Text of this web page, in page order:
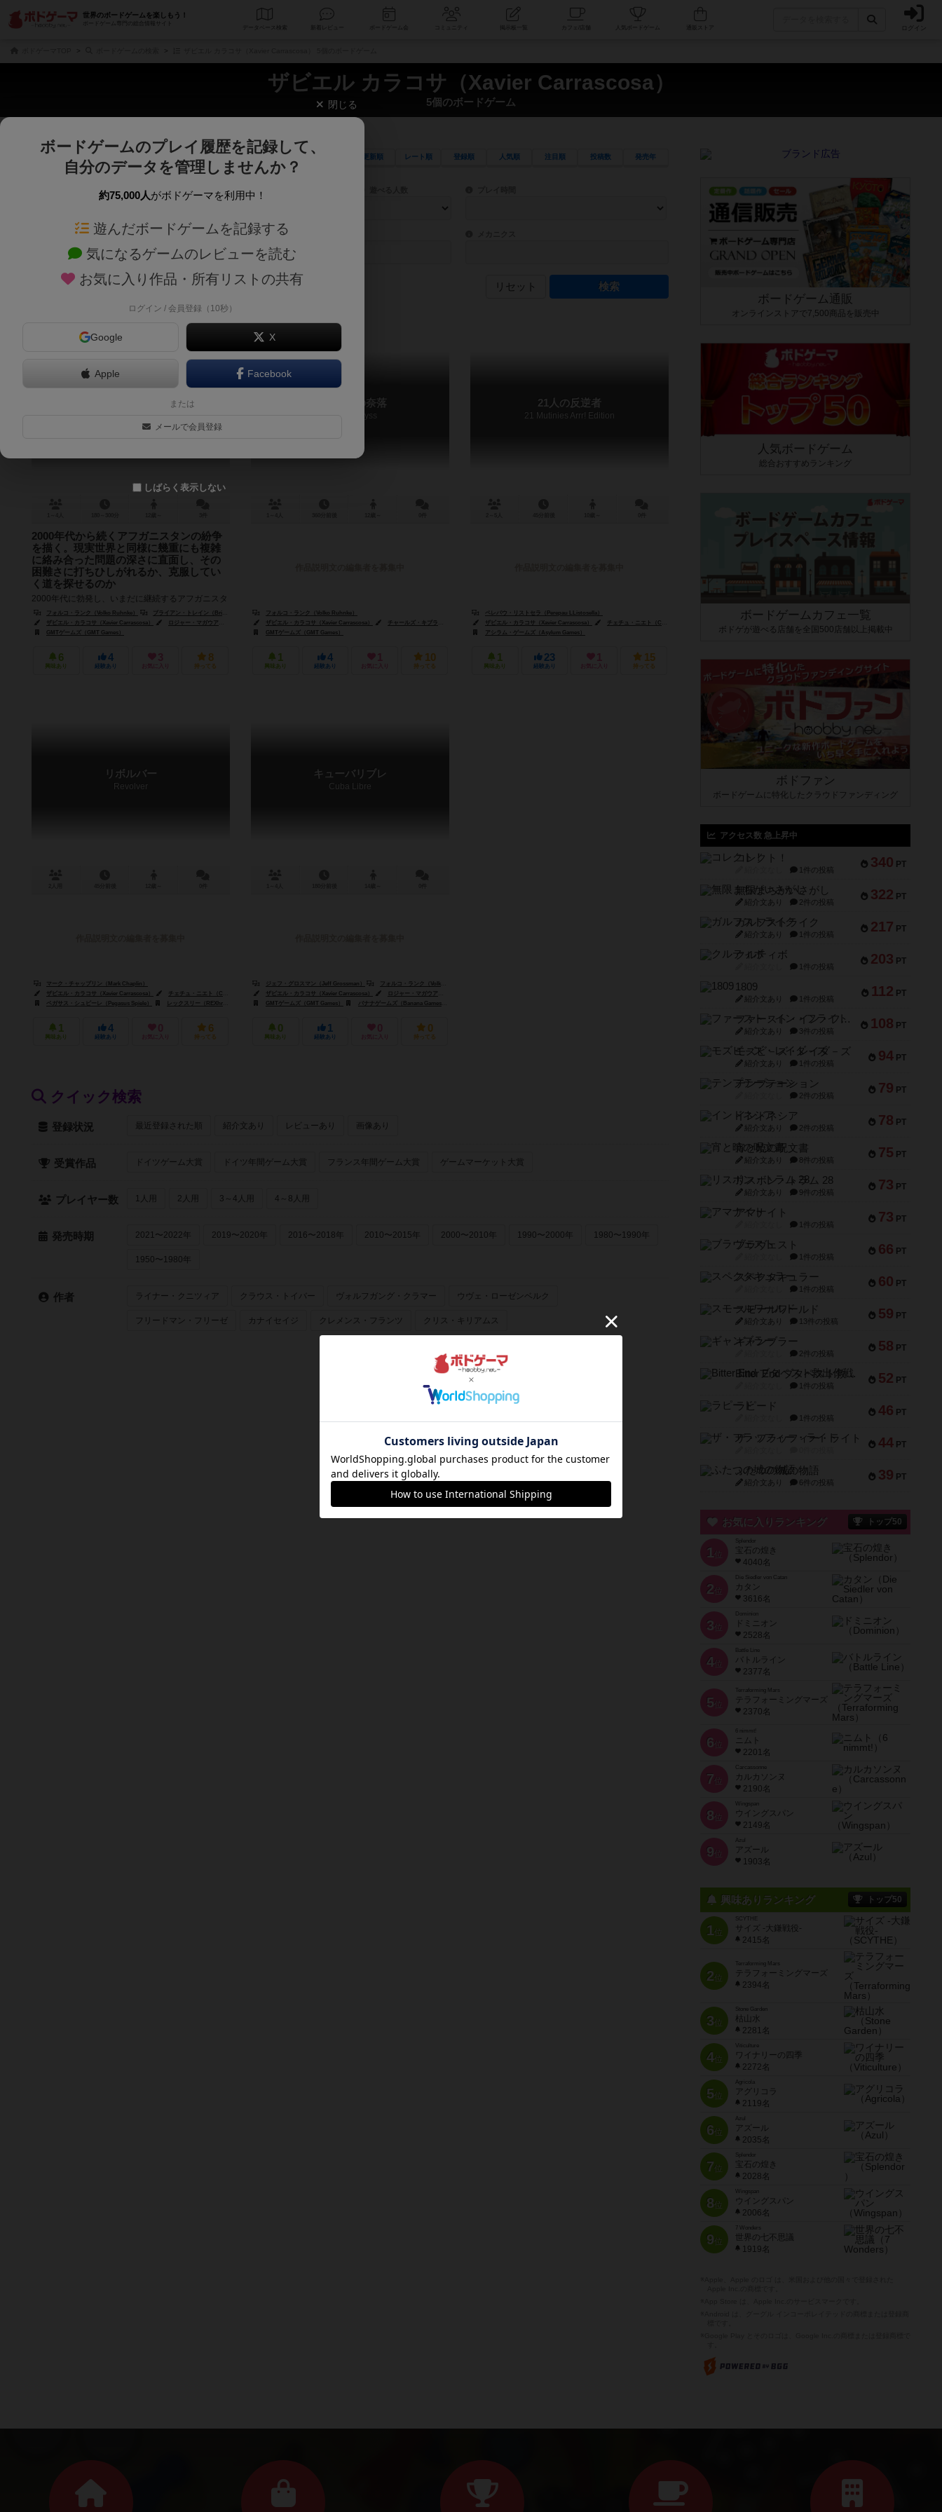
世界のボードゲームを楽しもう！
ボードゲーム専門の総合情報サイト
データベース コミュニティ 人気ボードゲーム ログイン
ザビエル カラコサ（Xavier Carrascosa）
5個のボードゲーム
じっくり表示 更新順 レート順 登録順 人気順 注目順 投稿数 発売年
商品名、商品説明文、デザイナー名、テーマ名、メカニクス名を対象にフリーワード検索ができます。
ゲームデザイナー名を指定して検索できます。
ゲームデザイナー 目安となる所要時間を指定することができます。マニュアルを読む時間や参加者へのルール説明時間は含まれていないため、初めて
対象年齢を指定します。 世界観や登場人物などモチーフ・ストーリーを指定することができます。直感的にゲームシステムを理解できるよう、中世ファンタジー・クッキング・海賊同士の対決など、ゲームコンセプトを絞
テーマ/フレーバー ゲーム性を構成するコアシステムです。主にボードゲームに慣れている方向けの絞込機能です。例えば「ダイスロール」はランダ
リセット
果てなく遠い平原
2000年代から続くアフガニスタンの紛争
を描く。現実世界と同様に幾重にも複雑
に絡み合った問題の深さに直面し、その
困難さに打ちひしがれるか、克服してい
く道を探せるのか
2000年代に勃発し、いまだに継続するアフガニスタ
ンをめぐる紛争を扱う4人ゲームです。 GMT社がシ
リーズ発売しているCOINシリーズの第三作にあたり
ます。COINシリーズ...
フォルコ・ランク（Volko Ruhnke）
ブライアン・トレイン（Brian Train）
ザビエル・カラコサ（Xavier Carrascosa）
ロジャー・マガウアン（Rodger B. MacGowan）
チェチュ・ニエト（Chechu Nieto）
GMTゲームズ（GMT Games）
6
興味あり
4
経験あり
3
お気に入り
8
持ってる
アンデスの奈落
Andean Abyss
フォルコ・ランク（Volko Ruhnke）
ザビエル・カラコサ（Xavier Carrascosa）
チャールズ・キブラー（Charles Kibler）
ロジャー・マガウアン（Rodger B. MacGowan）
GMTゲームズ（GMT Games）
1
興味あり
4
経験あり
1
お気に入り
10
持ってる
21人の反逆者
21 Mutinies Arrr! Edition
ペレパウ・リストセラ（Perepau LListosella）
ザビエル・カラコサ（Xavier Carrascosa）
チェチュ・ニエト（Chechu Nieto）
アシラム・ゲームズ（Asylum Games）
1
興味あり
23
経験あり
1
お気に入り
15
持ってる
リボルバー
Revolver
マーク・チャップリン（Mark Chaplin）
ザビエル・カラコサ（Xavier Carrascosa）
チェチュ・ニエト（Chechu Nieto）
ペガサス・シュピーレ（Pegasus Spiele）
レックスリー（REXhry） ストロングホールド ゲームズ（Stronghold Games）
1
興味あり
4
経験あり
0
お気に入り
6
持ってる
キューバリブレ
Cuba Libre
ジェフ・グロスマン（Jeff Grossman）
フォルコ・ランク（Volko Ruhnke）
ザビエル・カラコサ（Xavier Carrascosa）
ロジャー・マガウアン（Rodger B. MacGowan）
GMTゲームズ（GMT Games）
バナナゲームズ（Banana Games）
0
興味あり
1
経験あり
0
お気に入り
0
持ってる
クイック検索
登録状況 最近登録された順 紹介文あり レビューあり 画像あり
受賞作品 ドイツゲーム大賞 ドイツ年間ゲーム大賞 フランス年間ゲーム大賞 ゲームマーケット大賞
プレイヤー数 1人用 2人用 3～4人用 4～8人用
発売時期 2021〜2022年 2019〜2020年 2016〜2018年 2010〜2015年 2000〜2010年 1990〜2000年 1980〜1990年
1950〜1980年
作者 ライナー・クニツィア クラウス・トイバー ヴォルフガング・クラマー ウヴェ・ローゼンベルク
フリードマン・フリーゼ カナイセイジ クレメンス・フランツ クリス・キリアムス
ボードゲーム通販
オンラインストアで7,500商品を販売中
人気ボードゲーム
総合おすすめランキング
ボードゲームカフェ一覧
ボドゲが遊べる店舗を全国500店舗以上掲載中
ボドファン
ボードゲームに特化したクラウドファンディング
アクセス数 急上昇中
340 PT
コレクト！
1件の投稿
322 PT
無限まちがいさがし
紹介文あり 2件の投稿
217 PT
ガルフストライク
紹介文あり 1件の投稿
203 PT
クルティボ
1件の投稿
112 PT
1809
紹介文あり 1件の投稿
108 PT
ファースト・イン・フライト
紹介文あり 3件の投稿
94 PT
モズビ－ズ・レイダ－ズ
紹介文あり 1件の投稿
79 PT
テンプテーション
2件の投稿
78 PT
インドネシア
紹介文あり 2件の投稿
75 PT
宵と暁の呪文書
紹介文あり 8件の投稿
73 PT
リスボン・トラム 28
紹介文あり 9件の投稿
73 PT
アマナイト
1件の投稿
66 PT
ブラヴェスト
1件の投稿
60 PT
スペクタキュラー
1件の投稿
59 PT
スモールワールド
紹介文あり 13件の投稿
58 PT
ギャンブラー
2件の投稿
52 PT
Bitter End ブタペスト救出作戦
1件の投稿
46 PT
ラピード
1件の投稿
44 PT
ザ・フラッフィー・ライト
39 PT
ふたつの城の物語
紹介文あり 6件の投稿
お気に入りランキング トップ50
1 位
宝石の煌き
4040名
2 位
Die Siedler von Catan
カタン
3616名
3 位
ドミニオン
2528名
4位
Battle Line
バトルライン
2377名
5 位
Terraforming Mars
テラフォーミングマーズ
2370名
6 位
ニムト
2201名
7 位
Carcassonne
カルカソンヌ
2190名
8 位
Wingspan
ウイングスパン
2149名
9 位
Azul
アズール
1903名
興味ありランキング トップ50
1位
SCYTHE
サイズ -大鎌戦役-
2415名
2位
Terraforming Mars
テラフォーミングマーズ
2394名
3位
Stone Garden
枯山水
2281名
4位
Viticulture
ワイナリーの四季
2272名
5位
Agricola
アグリコラ
2119名
6位
Azul
アズール
2035名
7位
宝石の煌き
2028名
8位
Wingspan
ウイングスパン
2006名
9位
7 Wonders
世界の七不思議
1919名
閉じる
ボードゲームのプレイ履歴を記録して、
自分のデータを管理しませんか？
約75,000人がボドゲーマを利用中！
遊んだボードゲームを記録する
気になるゲームのレビューを読む
お気に入り作品・所有リストの共有
ログイン / 会員登録（10秒）
Google X
Apple Facebook
または
メールで会員登録
しばらく表示しない